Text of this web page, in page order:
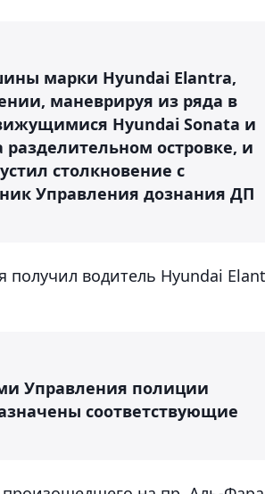
марки Hyundai Elantra,
маневрируя из ряда в
Hyundai Sonata и
островке, и
столкновение с
Управления дознания ДП
получил водитель Hyundai
Управления полиции
соответствующие